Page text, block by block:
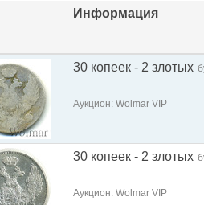
Информация
30 копеек - 2 злотых
Аукцион: Wolmar VIP
30 копеек - 2 злотых
Аукцион: Wolmar VIP